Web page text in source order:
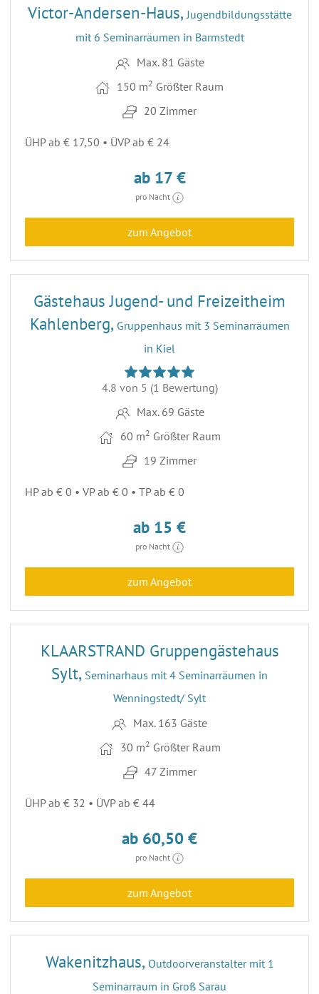
Victor-Andersen-Haus, Jugendbildungsstätte
mit 6 Seminarräumen in Barmstedt
Max. 81 Gäste
150 m2 Größter Raum
20 Zimmer
ÜHP ab € 17,50 • ÜVP ab € 24
ab 17 €
pro Nacht
zum Angebot
24
Gästehaus Jugend- und Freizeitheim
Kahlenberg, Gruppenhaus mit 3 Seminarräumen
in Kiel
4.8 von 5 (1 Bewertung)
Max. 69 Gäste
60 m2 Größter Raum
19 Zimmer
HP ab € 0 • VP ab € 0 • TP ab € 0
ab 15 €
pro Nacht
zum Angebot
33
KLAARSTRAND Gruppengästehaus
Sylt, Seminarhaus mit 4 Seminarräumen in
Wenningstedt/ Sylt
Max. 163 Gäste
30 m2 Größter Raum
47 Zimmer
ÜHP ab € 32 • ÜVP ab € 44
ab 60,50 €
pro Nacht
zum Angebot
15
Wakenitzhaus, Outdoorveranstalter mit 1
Seminarraum in Groß Sarau